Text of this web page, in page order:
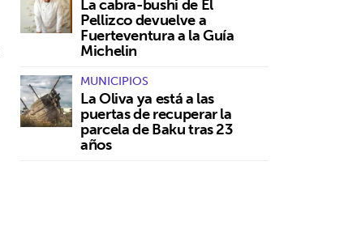
Pellizco devuelve a
Fuerteventura a la Guía
Michelin
MUNICIPIOS
La Oliva ya está a las
puertas de recuperar la
parcela de Baku tras 23
años